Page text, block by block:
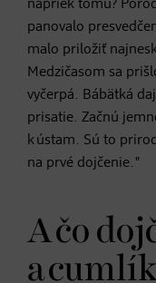
napriek tomu?
panovalo
malo priložiť
Medzičasom sa
vyčerpá. Bábätká
prisatie. Začnú
k ústam. Sú to
na prvé dojčenie."
A čo
a